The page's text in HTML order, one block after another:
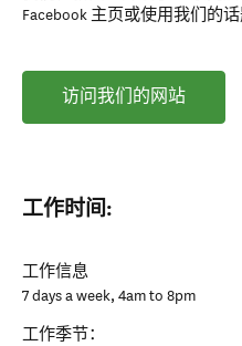
Facebook 主页或使用我们的
访问我们的网站
工作时间:
工作信息
7 days a week, 4am to 8pm
工作季节：